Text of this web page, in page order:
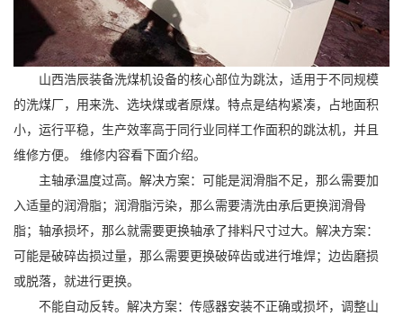
山西浩辰装备洗煤机设备的核心部位为跳汰，适用于不同规模
的洗煤厂，用来洗、选块煤或者原煤。特点是结构紧凑，占地面积
小，运行平稳，生产效率高于同行业同样工作面积的跳汰机，并且
维修方便。 维修内容看下面介绍。
主轴承温度过高。解决方案：可能是润滑脂不足，那么需要加
入适量的润滑脂；润滑脂污染，那么需要淸洗由承后更换润滑骨
脂；轴承损坏，那么就需要更换轴承了排料尺寸过大。解决方案：
可能是破碎齿损过量，那么需要更换破碎齿或进行堆焊；边齿磨损
或脱落，就进行更换。
不能自动反转。解决方案：传感器安装不正确或损坏，调整山